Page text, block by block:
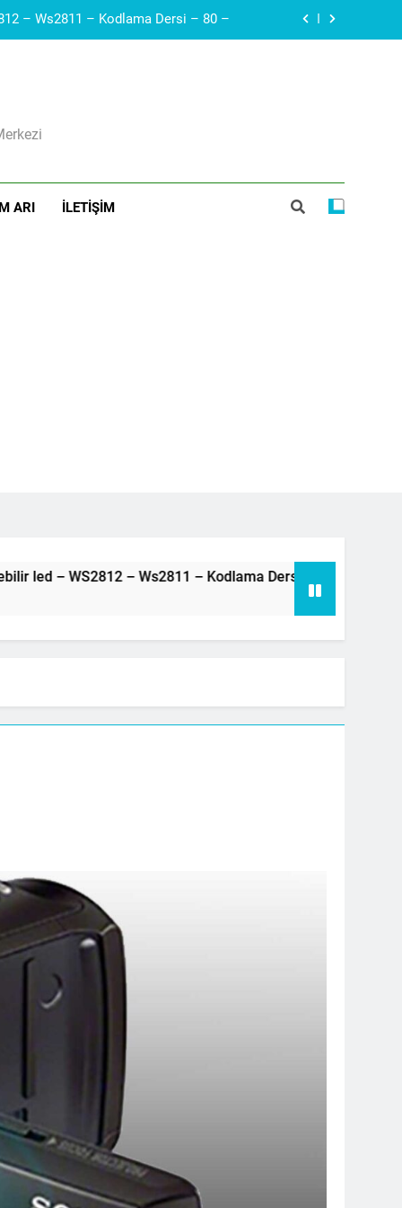
Arduino – Haberleşme protokolleri – i2c – SDA, SCL – Robotik Kodla – 79 –
Arduino – Neopiksel Led – Adreslenebilir led – WS2812 – Ws2811 – Kodlama Dersi – 80 –
ARI İLETIŞIM
Neopiksel Led – Adreslenebilir led – WS2812 – Ws2811 – Kodlama Dersi – 80 –
3 Yıl Ago